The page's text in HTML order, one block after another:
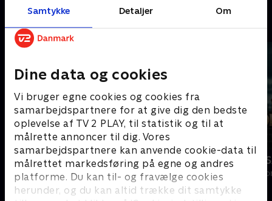
Samtykke Detaljer Om
Dine data og cookies
Vi bruger egne cookies og cookies fra
samarbejdspartnere for at give dig den bedste
oplevelse af TV 2 PLAY, til statistik og til at
målrette annoncer til dig. Vores
samarbejdspartnere kan anvende cookie-data til
målrettet markedsføring på egne og andres
platforme. Du kan til- og fravælge cookies
herunder, og du kan altid trække dit samtykke
Andre så også
Landmand søger kærlighed
Reality • 13 sæsoner
Forræder
Reality • 2